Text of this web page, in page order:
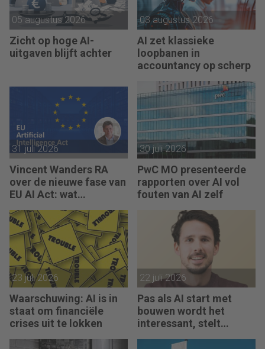
05 augustus 2026
Zicht op hoge AI-
uitgaven blijft achter
03 augustus 2026
AI zet klassieke
loopbanen in
accountancy op scherp
31 juli 2026
Vincent Wanders RA
over de nieuwe fase van
EU AI Act: wat
regelen
30 juli 2026
PwC MO presenteerde
rapporten over AI vol
fouten van AI zelf
23 juli 2026
Waarschuwing: AI is in
staat om financiële
crises uit te lokken
22 juli 2026
Pas als AI start met
bouwen wordt het
interessant, stelt